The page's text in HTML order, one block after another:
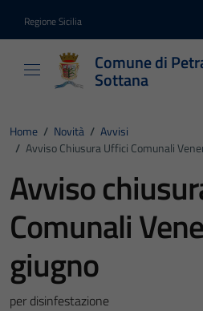
Regione Sicilia
Comune di
Sottana
Home / Novità / Avvisi
/ Avviso Chiusura Uffici Comunali
Avviso
Comunali
giugno
per disinfestazione